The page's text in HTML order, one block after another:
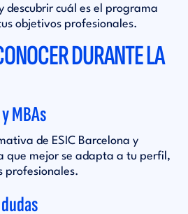
descubrir cuál es el programa
objetivos profesionales.
DURANTE LA
MBAs
de ESIC Barcelona y
que mejor se adapta a tu perfil,
profesionales.